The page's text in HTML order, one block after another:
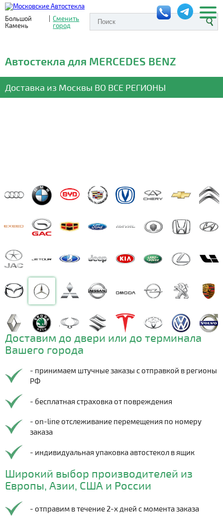
Большой
Камень
| Сменить
город
Автостекла для MERCEDES BENZ
Доставка из Москвы ВО ВСЕ РЕГИОНЫ
Доставим до двери или до терминала
Вашего города
- принимаем штучные заказы с отправкой в регионы
РФ
- бесплатная страховка от повреждения
- on-line отслеживание перемещения по номеру
заказа
- индивидуальная упаковка автостекол в ящик
Широкий выбор производителей из
Европы, Азии, США и России
- отправим в течение 2-х дней с момента заказа